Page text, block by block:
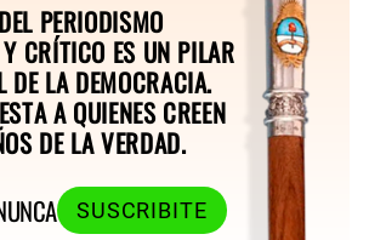
PERIODISMO
CRÍTICO ES UN PILAR
DE LA DEMOCRACIA.
A QUIENES CREEN
DE LA VERDAD.
SUSCRIBITE